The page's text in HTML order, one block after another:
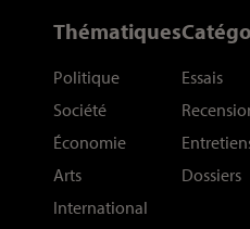
Thématiques
Politique
Société
Économie
Arts
International
Essais
Dossiers